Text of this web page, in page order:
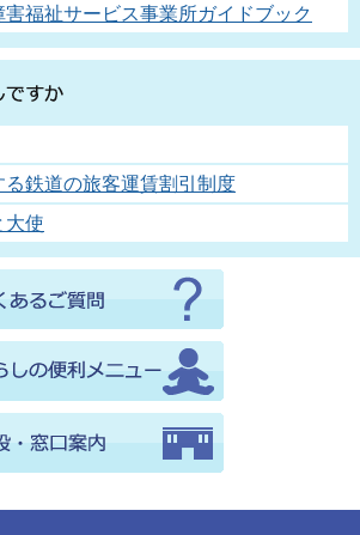
福祉サービス事業所ガイドブック
鉄道の旅客運賃割引制度
大使